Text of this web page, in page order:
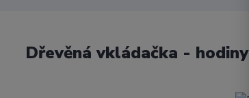
Dřevěná vkládačka - hodiny